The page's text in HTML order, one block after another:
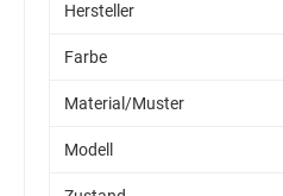
Hersteller
Farbe
Material/Muster
Modell